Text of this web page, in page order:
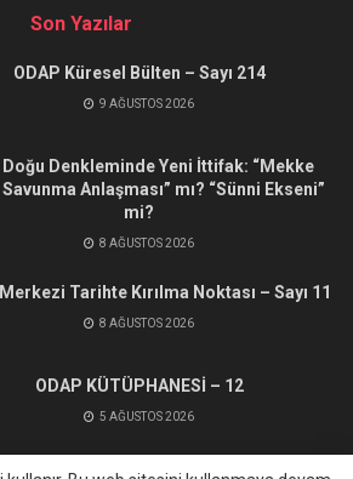
Son Yazılar
ODAP Küresel Bülten – Sayı 214
9 AĞUSTOS 2026
Doğu Denkleminde Yeni İttifak: “Mekke
Anlaşması” mı? “Sünni Ekseni”
mi?
8 AĞUSTOS 2026
Tarihte Kırılma Noktası – Sayı 11
8 AĞUSTOS 2026
ODAP KÜTÜPHANESİ – 12
5 AĞUSTOS 2026